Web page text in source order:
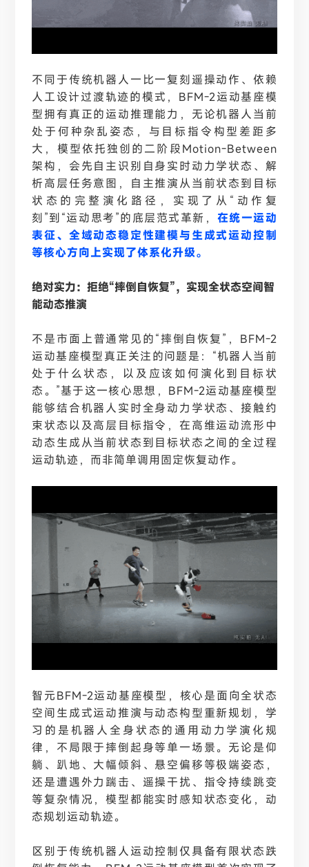
不同于传统机器人一比一复刻遥操动作、依赖
人工设计过渡轨迹的模式， BFM-2运动基座模
型拥有真正的运动推理能力，无论机器人当前
处于何种杂乱姿态，与目标指令构型差距多
大，模型依托独创的二阶段Motion-Between
架构，会先自主识别自身实时动力学状态、解
析高层任务意图，自主推演从当前状态到目标
状态的完整演化路径，实现了从“动作复
刻”到“运动思考”的底层范式革新， 在统一运动
表征、全域动态稳定性建模与生成式运动控制
等核心方向上实现了体系化升级。
绝对实力：拒绝“摔倒自恢复”，实现全状态空间智
能动态推演
不是市面上普通常见的“摔倒自恢复”，BFM-2
运动基座模型真正关注的问题是：“机器人当前
处于什么状态，以及应该如何演化到目标状
态。”基于这一核心思想，BFM-2运动基座模型
能够结合机器人实时全身动力学状态、接触约
束状态以及高层目标指令，在高维运动流形中
动态生成从当前状态到目标状态之间的全过程
运动轨迹，而非简单调用固定恢复动作。
智元BFM-2运动基座模型，核心是面向全状态
空间生成式运动推演与动态构型重新规划，学
习的是机器人全身状态的通用动力学演化规
律，不局限于摔倒起身等单一场景。无论是仰
躺、趴地、大幅倾斜、悬空偏移等极端姿态，
还是遭遇外力踹击、遥操干扰、指令持续跳变
等复杂情况，模型都能实时感知状态变化，动
态规划运动轨迹。
区别于传统机器人运动控制仅具备有限状态跌